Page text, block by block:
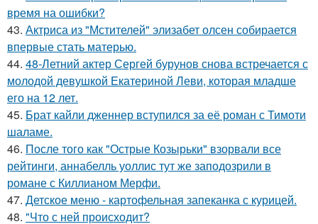
время на ошибки?
43. Актриса из "Мстителей" элизабет олсен собирается
впервые стать матерью.
44. 48-Летний актер Сергей бурунов снова встречается с
молодой девушкой Екатериной Леви, которая младше
его на 12 лет.
45. Брат кайли дженнер вступился за её роман с Тимоти
шаламе.
46. После того как "Острые Козырьки" взорвали все
рейтинги, аннабелль уоллис тут же заподозрили в
романе с Киллианом Мерфи.
47. Детское меню - картофельная запеканка с курицей.
48. "Что с ней происходит?